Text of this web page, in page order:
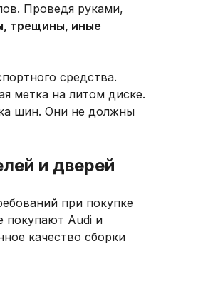
Проведя руками,
трещины, иные
средства.
метка на литом диске.
шин. Они не должны
и дверей
при покупке
покупают Audi и
качество сборки